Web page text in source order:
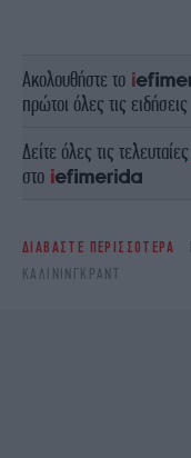
Ακολουθήστε το
πρώτοι όλες τις ειδήσεις
Δείτε όλες τις τελευταίες
στο
ΔΙΑΒΑΣΤΕ ΠΕΡΙΣΣΟΤΕΡΑ
ΚΑΛΊΝΙΝΓΚΡΑΝΤ